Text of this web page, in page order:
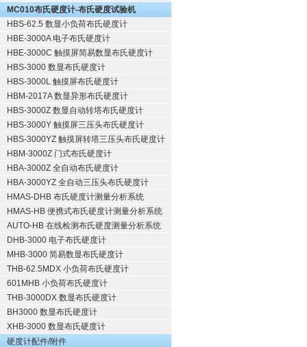
MC010布氏硬度计-布氏硬度试验机
HBS-62.5 数显小负荷布氏硬度计
HBE-3000A 电子布氏硬度计
HBE-3000C 触摸屏简易数显布氏硬度计
HBS-3000 数显布氏硬度计
HBS-3000L 触摸屏布氏硬度计
HBM-2017A 数显异形布氏硬度计
HBS-3000Z 数显自动转塔布氏硬度计
HBS-3000Y 触摸屏三压头布氏硬度计
HBS-3000YZ 触摸屏转塔三压头布氏硬度计
HBM-3000Z 门式布氏硬度计
HBA-3000Z 全自动布氏硬度计
HBA-3000YZ 全自动三压头布氏硬度计
HMAS-DHB 布氏硬度计测量分析系统
HMAS-HB 便携式布氏硬度计测量分析系统
AUTO-HB 在线检测布氏硬度测量分析系统
DHB-3000 电子布氏硬度计
MHB-3000 简易数显布氏硬度计
THB-62.5MDX 小负荷布氏硬度计
601MHB 小负荷布氏硬度计
THB-3000DX 数显布氏硬度计
BH3000 数显布氏硬度计
XHB-3000 数显布氏硬度计
硬度计配件/附件